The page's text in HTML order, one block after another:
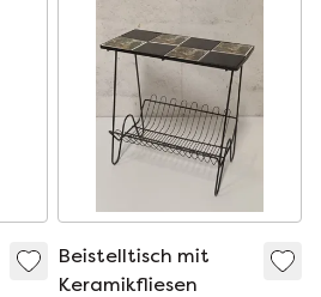
Beistelltisch mit
Keramikfliesen